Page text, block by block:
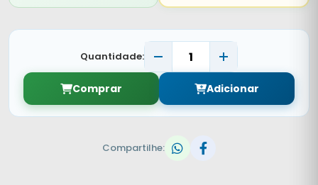
Quantidade:
Comprar Adicionar
Compartilhe: